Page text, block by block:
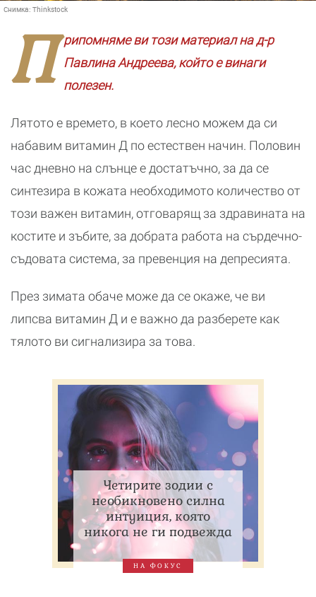
Снимка: Thinkstock
П
рипомняме ви този материал на д-р
Павлина Андреева, който е винаги
полезен.
Лятото е времето, в което лесно можем да си
набавим витамин Д по естествен начин. Половин
час дневно на слънце е достатъчно, за да се
синтезира в кожата необходимото количество от
този важен витамин, отговарящ за здравината на
костите и зъбите, за добрата работа на сърдечно-
съдовата система, за превенция на депресията.
През зимата обаче може да се окаже, че ви
липсва витамин Д и е важно да разберете как
тялото ви сигнализира за това.
Четирите зодии с
необикновено силна
интуиция, която
никога не ги подвежда
НА ФОКУС